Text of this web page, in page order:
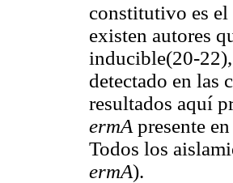
constitutivo es el
existen autores
inducible(20-22),
detectado en las
resultados aquí
ermA presente
Todos los
ermA).